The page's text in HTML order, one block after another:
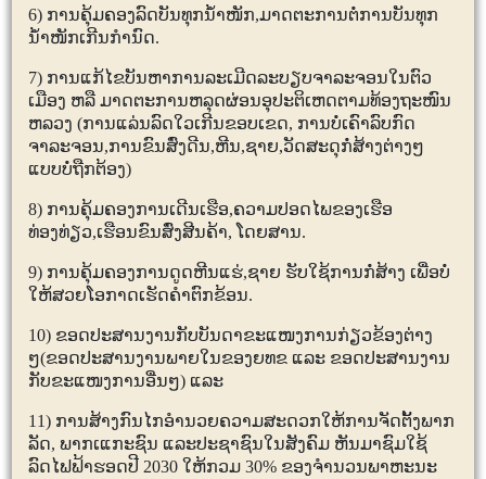
6) ການຄຸ້ມຄອງລົດບັນທຸກນໍ້າໜັກ,ມາດຕະການຕໍ່ການບັນທຸກ
ນໍ້າໜັກເກີນກໍານົດ.
7) ການແກ້ໄຂບັນຫາການລະເມີດລະບຽບຈາລະຈອນໃນຕົວ
ເມືອງ ຫລື ມາດຕະການຫລຸດຜ່ອນອຸປະຕິເຫດຕາມທ້ອງຖະໜົນ
ຫລວງ (ການແລ່ນລົດໃວເກີນຂອບເຂດ, ການບໍ່ເຄົາລົບກົດ
ຈາລະຈອນ,ການຂົນສົ່ງດີນ,ຫີນ,ຊາຍ,ວັດສະດຸກໍ່ສ້າງຕ່າງໆ
ແບບບໍ່ຖືກຕ້ອງ)
8) ການຄຸ້ມຄອງການເດີນເຮືອ,ຄວາມປອດໄພຂອງເຮືອ
ທ່ອງທ່ຽວ,ເຮືອນຂົນສົ່ງສີນຄ້າ,ໂດຍສານ.
9) ການຄຸ້ມຄອງການດູດຫີນແຮ່,ຊາຍ ຮັບໃຊ້ການກໍ່ສ້າງ ເພື່ອບໍ່
ໃຫ້ສວຍໂອກາດເຮັດຄໍາຕົກຂ້ອນ.
10) ຂອດປະສານງານກັບບັນດາຂະແໜງການກ່ຽວຂ້ອງຕ່າງ
ໆ(ຂອດປະສານງານພາຍໃນຂອງຍທຂ ແລະ ຂອດປະສານງານ
ກັບຂະແໜງການອື່ນໆ) ແລະ
11) ການສ້າງກົນໄກອໍານວຍຄວາມສະດວກໃຫ້ການຈັດຕັ້ງພາກ
ລັດ,ພາກເແກະຊົນ ແລະປະຊາຊົນໃນສັງຄົມ ຫັນມາຊົມໃຊ້
ລົດໄຟຟ້າຮອດປີ 2030 ໃຫ້ກວມ30% ຂອງຈຳນວນພາຫະນະ